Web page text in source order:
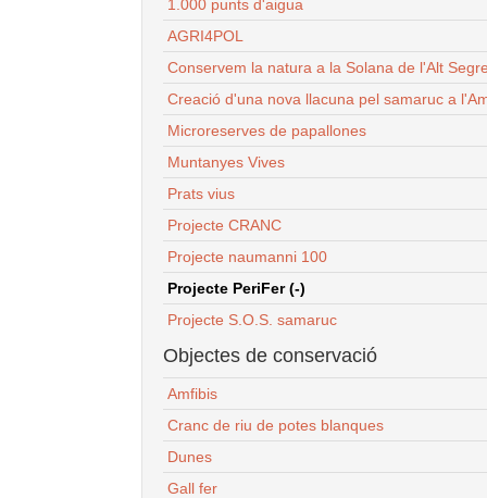
1.000 punts d'aigua
AGRI4POL
Conservem la natura a la Solana de l'Alt
Creació d'una nova llacuna pel samaruc a
Microreserves de papallones
Muntanyes Vives
Prats vius
Projecte CRANC
Projecte naumanni 100
Projecte PeriFer (-)
Projecte S.O.S. samaruc
Objectes de conservació
Amfibis
Cranc de riu de potes blanques
Dunes
Gall fer